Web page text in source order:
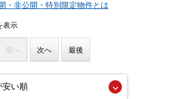
・非公開・特別限定物件とは
表示
前へ 次へ 最後